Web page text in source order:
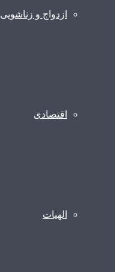
ازدواج و زناشویی
اقتصادی
الهیات